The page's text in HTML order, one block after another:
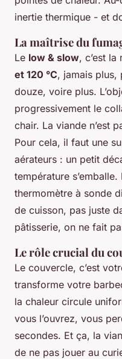
inertie thermique - et
La maîtrise du
Le low & slow, c’est la
et 120 °C, jamais plus,
douze, voire plus.
progressivement le
chair. La viande n’est
Pour cela, il faut une
aérateurs : un petit
température s’emballe.
thermomètre à sonde
de cuisson, pas juste
pâtisserie, on ne fait
Le rôle crucial du
Le couvercle, c’est
transforme votre
la chaleur circule
vous l’ouvrez, vous
secondes. Et ça, la
de ne pas jouer au